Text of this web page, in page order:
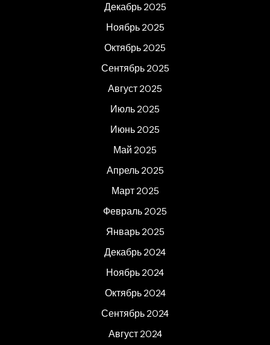
Декабрь 2025
Ноябрь 2025
Октябрь 2025
Сентябрь 2025
Август 2025
Июль 2025
Июнь 2025
Май 2025
Апрель 2025
Март 2025
Февраль 2025
Январь 2025
Декабрь 2024
Ноябрь 2024
Октябрь 2024
Сентябрь 2024
Август 2024